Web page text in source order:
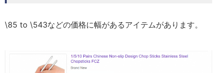
\85 to \543などの価格に幅があるアイテムがあります。